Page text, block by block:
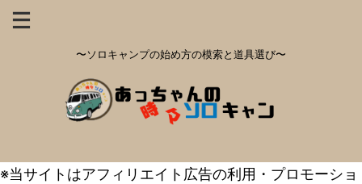
〜ソロキャンプの始め方の模索と道具選び〜
※当サイトはアフィリエイト広告の利用・プロモーショ